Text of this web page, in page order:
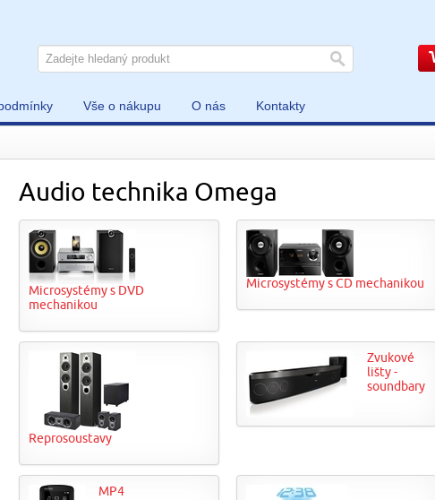
Vše o nákupu O nás Kontakty
Audio technika Omega
Microsystémy s DVD
mechanikou
Microsystémy s CD mechanikou
Reprosoustavy
Zvukové
lišty -
soundbary
MP4